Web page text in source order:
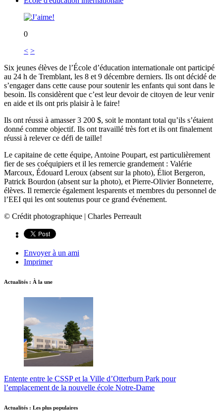
0
< >
Six jeunes élèves de l’École d’éducation internationale ont participé
au 24 h de Tremblant, les 8 et 9 décembre derniers. Ils ont décidé de
s’engager dans cette cause pour soutenir les enfants qui sont dans le
besoin. Ils considèrent que c’est leur devoir de citoyen de leur venir
en aide et ils ont pris plaisir à le faire!
Ils ont réussi à amasser 3 200 $, soit le montant total qu’ils s’étaient
donné comme objectif. Ils ont travaillé très fort et ils ont finalement
réussi à relever ce défi de taille!
Le capitaine de cette équipe, Antoine Poupart, est particulièrement
fier de ses coéquipiers et il les remercie grandement : Valérie
Marcoux, Édouard Leroux (absent sur la photo), Éliot Bergeron,
Patrick Bourdon (absent sur la photo), et Pierre-Olivier Bonneterre,
élèves. Il remercie également lesparents et membres du personnel de
l’EEI qui les ont soutenus pour ce grand événement.
© Crédit photographique | Charles Perreault
Envoyer à un ami
Imprimer
Actualités : À la une
Entente entre le CSSP et la Ville d’Otterburn Park pour
l’emplacement de la nouvelle école Notre-Dame
Actualités : Les plus populaires